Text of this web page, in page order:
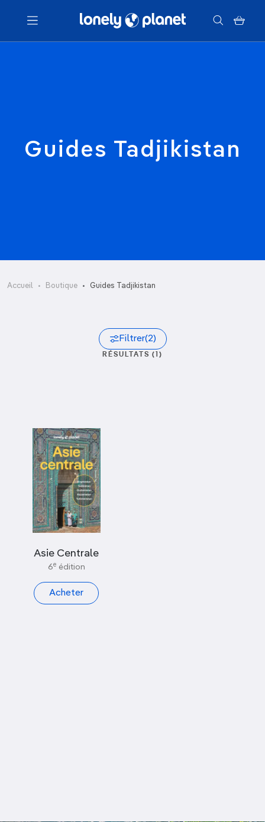
Menu
Guides Tadjikistan
Accueil Boutique Guides Tadjikistan
Filtrer(2)
RÉSULTATS (1)
Trier
Asie Centrale
6e édition
Acheter